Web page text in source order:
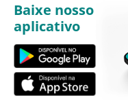
Baixe nosso
aplicativo